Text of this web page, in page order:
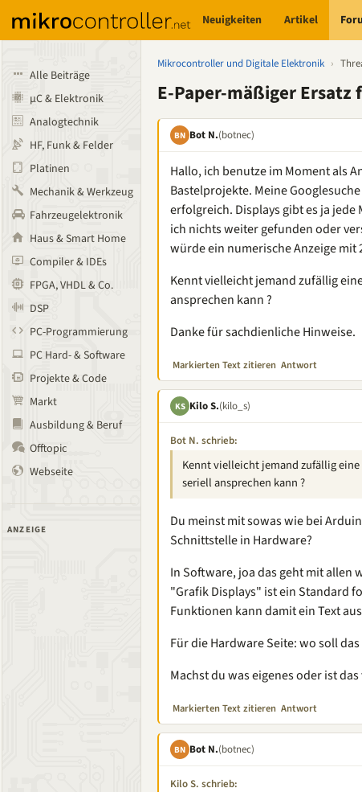
Neuigkeiten Artikel
Alle Beiträge
µC & Elektronik
Analogtechnik
HF, Funk & Felder
Platinen
Mechanik & Werkzeug
Fahrzeugelektronik
Haus & Smart Home
Compiler & IDEs
FPGA, VHDL & Co.
DSP
PC-Programmierung
PC Hard- & Software
Projekte & Code
Markt
Ausbildung & Beruf
Offtopic
Webseite
ANZEIGE
Mikrocontroller und Digitale Elektronik ›
E-Paper-mäßiger Ersatz
BN Bot N.(botnec)
Hallo, ich benutze im Moment als
Bastelprojekte. Meine
erfolgreich. Displays gibt es ja
ich nichts weiter gefunden oder
würde ein numerische Anzeige mit
Kennt vielleicht jemand zufällig
ansprechen kann ?
Danke für sachdienliche Hinweise.
Markierten Text zitieren Antwort
KS Kilo S.(kilo_s)
Bot N. schrieb:
Kennt vielleicht jemand zufällig
seriell ansprechen kann ?
Du meinst mit sowas wie bei
Schnittstelle in Hardware?
In Software, joa das geht mit allen
"Grafik Displays" ist ein Standard
Funktionen kann damit ein Text
Für die Hardware Seite: wo soll
Machst du was eigenes oder ist
Markierten Text zitieren Antwort
BN Bot N.(botnec)
Kilo S. schrieb: